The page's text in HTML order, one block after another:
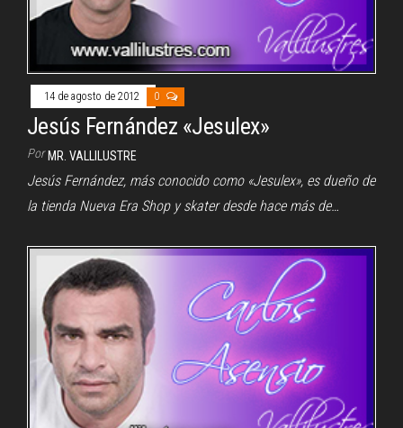
14 de agosto de 2012 0
Jesús Fernández «Jesulex»
Por MR. VALLILUSTRE
Jesús Fernández, más conocido como «Jesulex», es dueño de
la tienda Nueva Era Shop y skater desde hace más de…